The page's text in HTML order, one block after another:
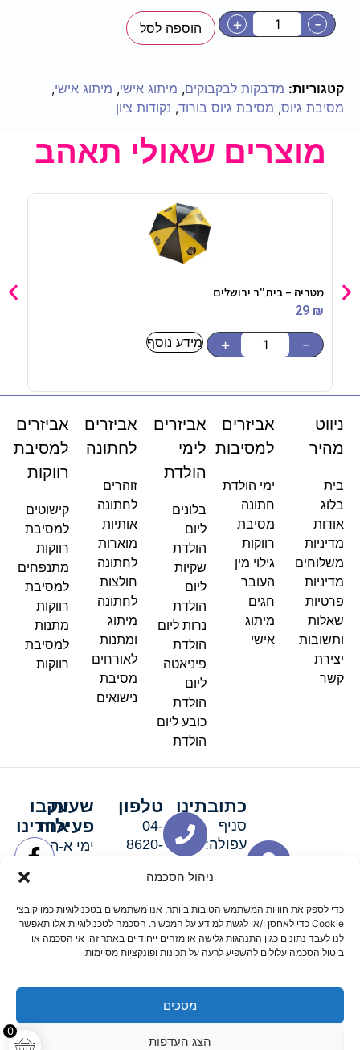
ניהול הסכמה
כדי לספק את חוויות המשתמש הטובות ביותר, אנו משתמשים בטכנולוגיות כמו קובצי
Cookie כדי לאחסן ו/או לגשת למידע על המכשיר. הסכמה לטכנולוגיות אלו תאפשר
לנו לעבד נתונים כגון התנהגות גלישה או מזהים ייחודיים באתר זה. אי הסכמה או
ביטול הסכמה עלולים להשפיע לרעה על תכונות ופונקציות מסוימות.
מסכים
הצג העדפות
0
-
+ הוספה לסל
קטגוריות: מדבקות לבקבוקים, מיתוג אישי, מיתוג אישי,
מסיבת גיוס, מסיבת גיוס בורוד, נקודות ציון
מוצרים שאולי תאהב
מטריה – בית"ר ירושלים
29 ₪
-
+ מידע נוסף
ניווט
מהיר
בית
בלוג
אודות
מדיניות
משלוחים
מדיניות
פרטיות
שאלות
ותשובות
יצירת
קשר
אביזרים
למסיבות
ימי הולדת
חתונה
מסיבת
רווקות
גילוי מין
העובר
חגים
מיתוג
אישי
אביזרים
לימי
הולדת
בלונים
ליום
הולדת
שקיות
ליום
הולדת
נרות ליום
הולדת
פיניאטה
ליום
הולדת
כובע ליום
הולדת
אביזרים
לחתונה
זוהרים
לחתונה
אותיות
מוארות
לחתונה
חולצות
לחתונה
מיתוג
ומתנות
לאורחים
מסיבת
נישואים
אביזרים
למסיבת
רווקות
קישוטים
למסיבת
רווקות
מתנפחים
למסיבת
רווקות
מתנות
למסיבת
רווקות
כתובתינו
סניף
עפולה:
סניף מגדל
האלה 19
טלפון
04-
8620-
שעות
פעילות
ימי א-ה:
ימי שישי
וערבי חג:
8:30-
15:00
עקבו
אחרינו
תקנון אתרשלום דיגיטל קידום אורגני מקצועי